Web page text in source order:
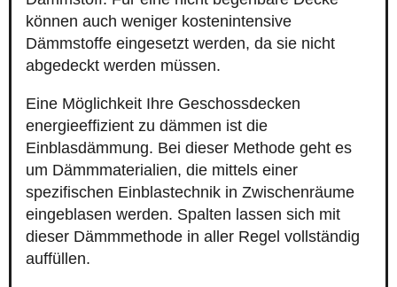
können auch weniger kostenintensive
Dämmstoffe eingesetzt werden, da sie nicht
abgedeckt werden müssen.
Eine Möglichkeit Ihre Geschossdecken
energieeffizient zu dämmen ist die
Einblasdämmung. Bei dieser Methode geht es
um Dämmmaterialien, die mittels einer
spezifischen Einblastechnik in Zwischenräume
eingeblasen werden. Spalten lassen sich mit
dieser Dämmmethode in aller Regel vollständig
auffüllen.